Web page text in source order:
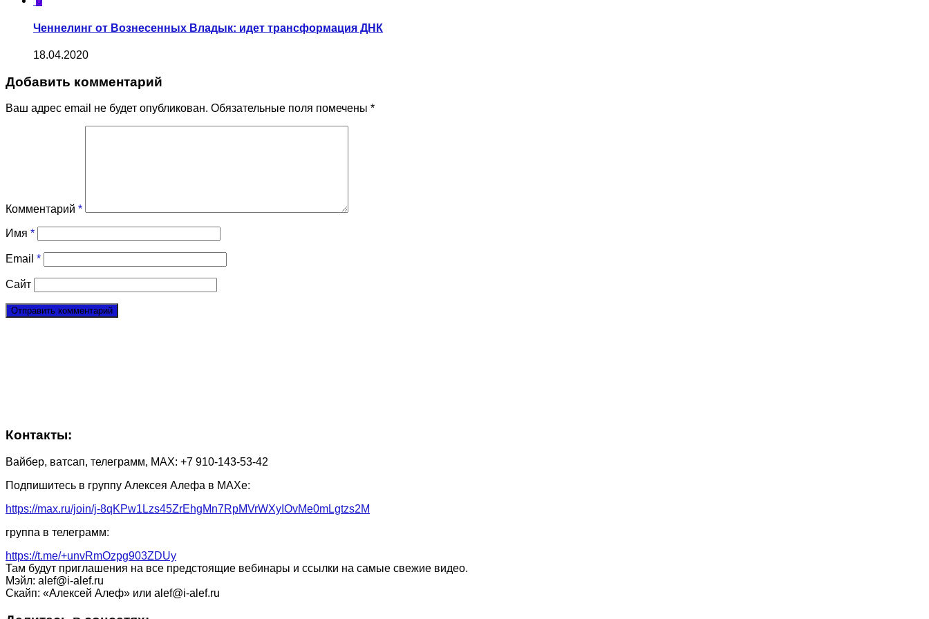
Ченнелинг от Вознесенных Владык: идет трансформация ДНК
18.04.2020
Добавить комментарий
Ваш адрес email не будет опубликован. Обязательные поля помечены *
Комментарий *
Имя *
Email *
Сайт
Контакты:
Вайбер, ватсап, телеграмм, МАХ: +7 910-143-53-42
Подпишитесь в группу Алексея Алефа в МАХе:
https://max.ru/join/j-8qKPw1Lzs45ZrEhgMn7RpMVrWXyIOvMe0mLgtzs2M
группа в телеграмм:
https://t.me/+unvRmOzpg903ZDUy
Там будут приглашения на все предстоящие вебинары и ссылки на самые свежие видео.
Мэйл: alef@i-alef.ru
Скайп: «Алексей Алеф» или alef@i-alef.ru